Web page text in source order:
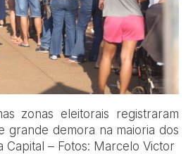
zonas eleitorais registraram
grande demora na maioria dos
Capital – Fotos: Marcelo Victor